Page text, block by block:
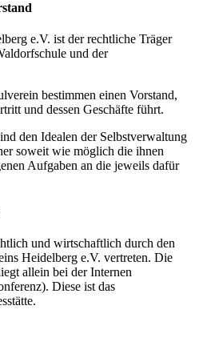
e.V. ist der rechtliche Träger
und der
bestimmen einen Vorstand,
und dessen Geschäfte führt.
den Idealen der Selbstverwaltung
soweit wie möglich die ihnen
Aufgaben an die jeweils dafür
und wirtschaftlich durch den
Heidelberg e.V. vertreten. Die
allein bei der Internen
Diese ist das